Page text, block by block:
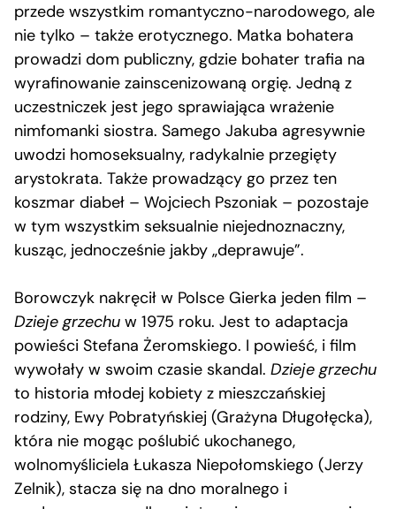
przede wszystkim romantyczno-narodowego, ale
nie tylko – także erotycznego. Matka bohatera
prowadzi dom publiczny, gdzie bohater trafia na
wyrafinowanie zainscenizowaną orgię. Jedną z
uczestniczek jest jego sprawiająca wrażenie
nimfomanki siostra. Samego Jakuba agresywnie
uwodzi homoseksualny, radykalnie przegięty
arystokrata. Także prowadzący go przez ten
koszmar diabeł – Wojciech Pszoniak – pozostaje
w tym wszystkim seksualnie niejednoznaczny,
kusząc, jednocześnie jakby „deprawuje”.
Borowczyk nakręcił w Polsce Gierka jeden film –
Dzieje grzechu w 1975 roku. Jest to adaptacja
powieści Stefana Żeromskiego. I powieść, i film
wywołały w swoim czasie skandal. Dzieje grzechu
to historia młodej kobiety z mieszczańskiej
rodziny, Ewy Pobratyńskiej (Grażyna Długołęcka),
która nie mogąc poślubić ukochanego,
wolnomyśliciela Łukasza Niepołomskiego (Jerzy
Zelnik), stacza się na dno moralnego i